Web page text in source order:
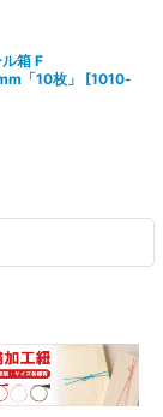
箱 F
「10枚」
[1010-